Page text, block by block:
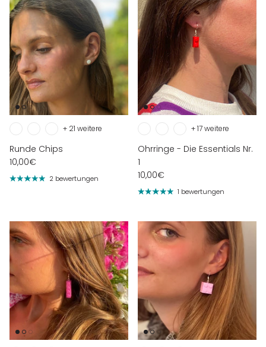
Runde Chips
10,00€
+ 21 weitere
2 bewertungen
Ohrringe - Die Essentials Nr.
1
10,00€
+ 17 weitere
1 bewertungen